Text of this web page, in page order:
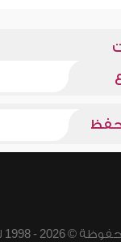
لشبكة إسلام ويب